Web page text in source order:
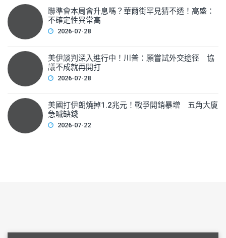
聯準會本周會升息嗎？華爾街罕見猜不透！高盛：
不確定性異常高
2026-07-28
美伊談判深入進行中！川普：願嘗試外交途徑 協
議不成就再開打
2026-07-28
美國打伊朗燒掉1.2兆元！戰爭開銷暴增 五角大廈
急喊缺錢
2026-07-22